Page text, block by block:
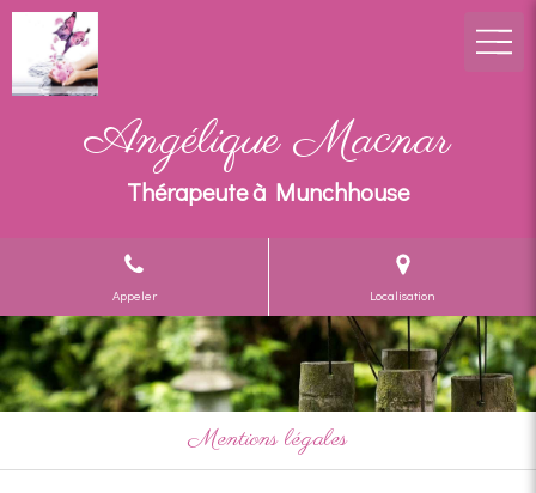
Angélique Macnar
Thérapeute à Munchhouse
Appeler Localisation
Mentions légales